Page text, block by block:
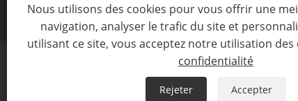
Nous utilisons des cookies pour vous offrir une
navigation, analyser le trafic du site et
utilisant ce site, vous acceptez notre utilisation des
confidentialité
Rejeter Accepter